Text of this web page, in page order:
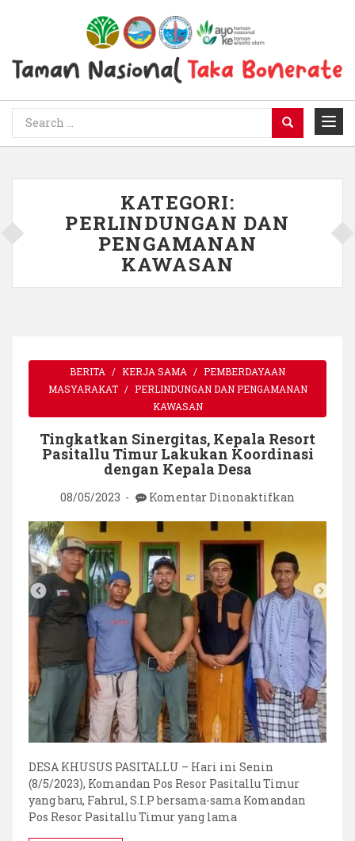
KATEGORI:
PERLINDUNGAN DAN
PENGAMANAN
KAWASAN
BERITA KERJA SAMA
PEMBERDAYAAN
MASYARAKAT
PERLINDUNGAN DAN PENGAMANAN
KAWASAN
Tingkatkan Sinergitas, Kepala Resort
Pasitallu Timur Lakukan Koordinasi
dengan Kepala Desa
08/05/2023 Komentar Dinonaktifkan
Resort
Pasitallu
Timur
Lakukan
dengan
Kepala
Desa
DESA KHUSUS PASITALLU – Hari ini Senin
(8/5/2023), Komandan Pos Resor Pasitallu Timur
yang baru, Fahrul, S.I.P bersama-sama Komandan
Pos Resor Pasitallu Timur yang lama